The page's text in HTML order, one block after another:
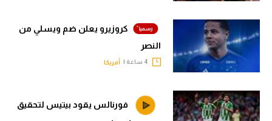
كروزيرو يعلن ضم ويسلي من
النصر
أمريكا
فورنالس يقود بيتيس لتحقيق